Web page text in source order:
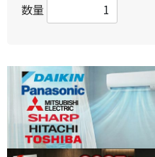
数量